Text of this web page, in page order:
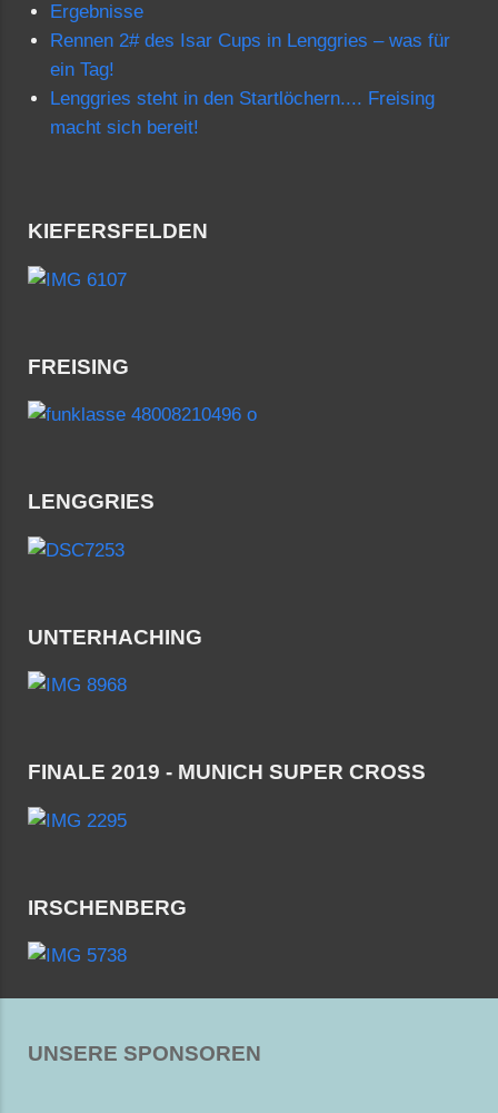
Ergebnisse
Rennen 2# des Isar Cups in Lenggries – was für
ein Tag!
Lenggries steht in den Startlöchern.... Freising
macht sich bereit!
KIEFERSFELDEN
FREISING
LENGGRIES
UNTERHACHING
FINALE 2019 - MUNICH SUPER CROSS
IRSCHENBERG
UNSERE SPONSOREN